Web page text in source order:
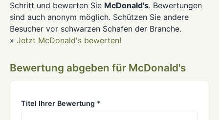
Schritt und bewerten Sie McDonald's. Bewertungen
sind auch anonym möglich. Schützen Sie andere
Besucher vor schwarzen Schafen der Branche.
» Jetzt McDonald's bewerten!
Bewertung abgeben für McDonald's
Titel Ihrer Bewertung *